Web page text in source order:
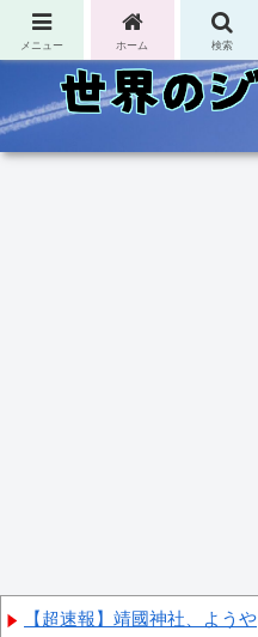
コンテンツへスキップ
【超速報】靖國神社、ようや
メニュー ホーム 検索